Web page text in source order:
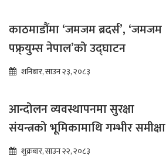
काठमाडौंमा ‘जमजम ब्रदर्स’, ‘जमजम
पफ्र्युम्स नेपाल’को उद्घाटन
शनिबार, साउन २३, २०८३
आन्दोलन व्यवस्थापनमा सुरक्षा
संयन्त्रको भूमिकामाथि गम्भीर समीक्षा
आवश्यक : गगन थापा
शुक्रबार, साउन २२, २०८३